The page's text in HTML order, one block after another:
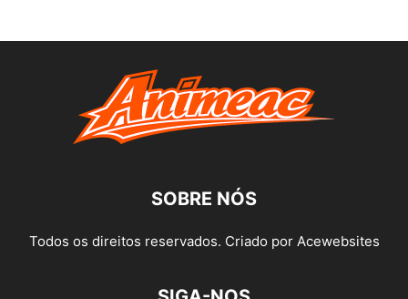
SOBRE NÓS
Todos os direitos reservados. Criado por Acewebsites